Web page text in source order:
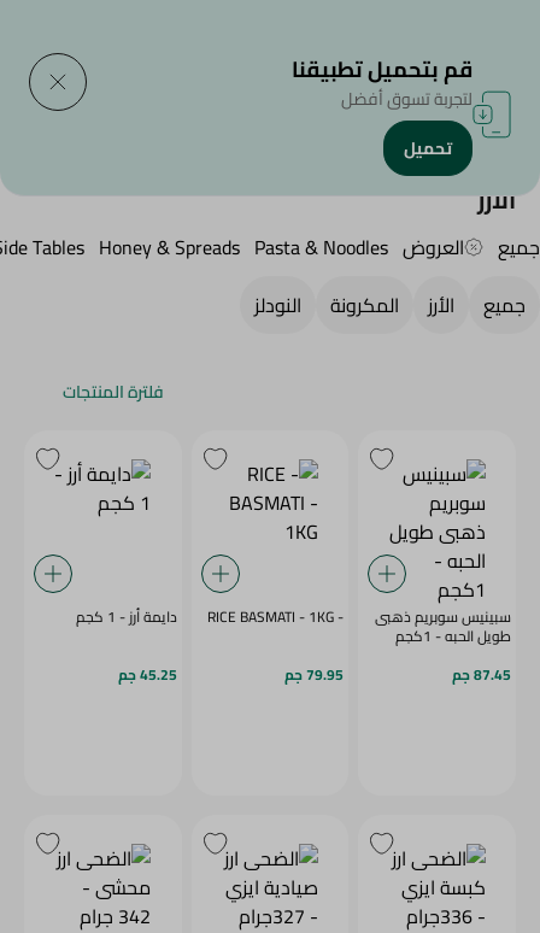
الرئيسية /منتجات البقالة
الأرز
جميع العروض Pasta & Noodles
Honey & Spreads
Tables
جميع
الأرز المكرونة النودلز
فلترة المنتجات
سبينيس سوبريم ذهبى
طويل الحبه - 1كجم
87.45 جم
- RICE BASMATI - 1KG
79.95 جم
دايمة أرز - 1 كجم
45.25 جم
قم بتحميل تطبيقنا
لتجربة تسوق أفضل
تحميل